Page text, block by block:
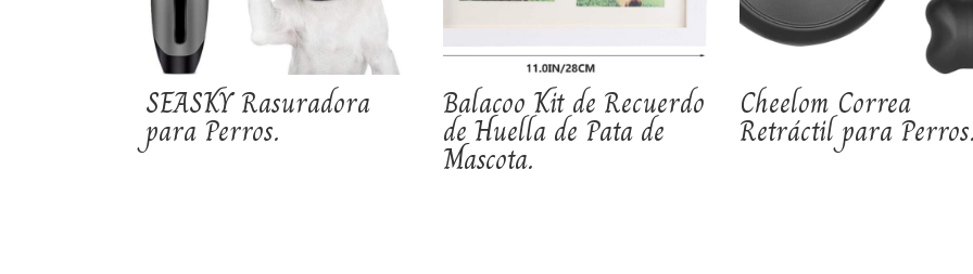
SEASKY Rasuradora
para Perros.
Balacoo Kit de Recuerdo
de Huella de Pata de
Mascota.
Cheelom Correa
Retráctil para